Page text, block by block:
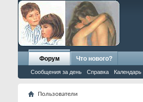
Форум
Сообщения за день Справка Календарь
Что нового?
Пользователи